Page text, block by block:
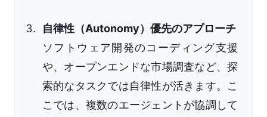
自律性（Autonomy）優先のアプローチ
ソフトウェア開発のコーディング支援
や、オープンエンドな市場調査など、探
索的なタスクでは自律性が活きます。こ
こでは、複数のエージェントが協調して